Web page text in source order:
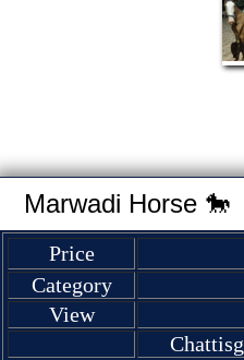
Marwadi Horse 🐎
Price
Category
View